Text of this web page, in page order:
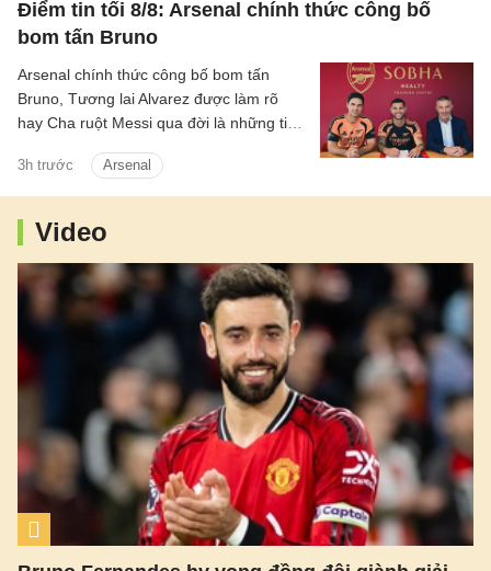
Điểm tin tối 8/8: Arsenal chính thức công bố
bom tấn Bruno
3h trước Arsenal
Arsenal chính thức công bố bom tấn
Bruno, Tương lai Alvarez được làm rõ
hay Cha ruột Messi qua đời là những tin
Video